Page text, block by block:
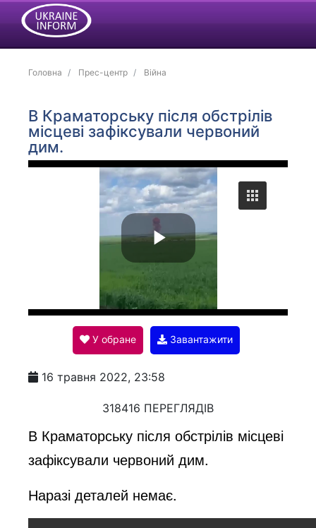
Головна Прес-центр Війна
В Краматорську після обстрілів
місцеві зафіксували червоний
дим.
P
l
a
y
V
i
У обране Завантажити
16 травня 2022, 23:58
318416 ПЕРЕГЛЯДІВ
В Краматорську після обстрілів місцеві
зафіксували червоний дим.
Наразі деталей немає.